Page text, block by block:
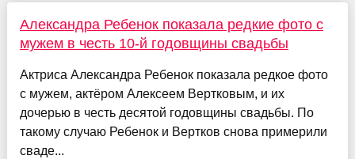
Александра Ребенок показала редкие фото с
мужем в честь 10-й годовщины свадьбы
Актриса Александра Ребенок показала редкое фото
с мужем, актёром Алексеем Вертковым, и их
дочерью в честь десятой годовщины свадьбы. По
такому случаю Ребенок и Вертков снова примерили
сваде...